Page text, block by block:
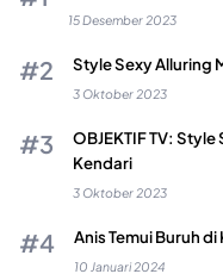
15 Desember 2023
Style Sexy Alluring
3 Oktober 2023
OBJEKTIF TV:
Kendari
3 Oktober 2023
Anis Temui Buruh
10 Januari 2024